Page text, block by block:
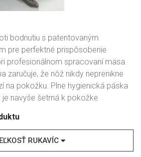
bodnutiu s patentovaným
pre perfektné prispôsobenie
profesionálnom spracovaní mäsa.
zaručuje, že nôž nikdy neprenikne
na pokožku. Plne hygienická páska
navyše šetrná k pokožke
RUKAVÍC